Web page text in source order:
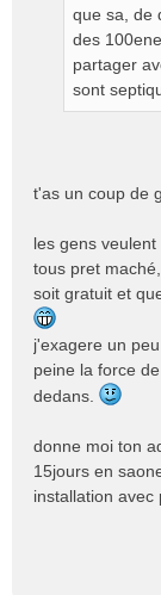
que sa, de
des
partager
sont
t'as un coup de
les gens
tous pret
soit gratuit et
j'exagere un
peine la force
dedans.
donne moi ton
15jours en
installation avec